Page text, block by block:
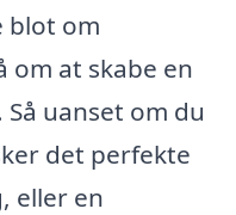
blot om
at skabe en
uanset om du
det perfekte
eller en